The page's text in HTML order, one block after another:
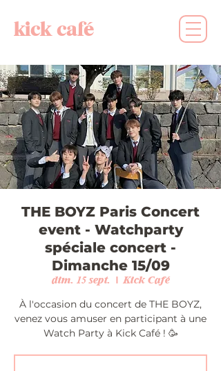
kick café
THE BOYZ Paris Concert
event - Watchparty
spéciale concert -
Dimanche 15/09
dim. 15 sept.
  |
Kick Café
À l'occasion du concert de THE BOYZ,
venez vous amuser en participant à une
Watch Party à Kick Café ! 🥳